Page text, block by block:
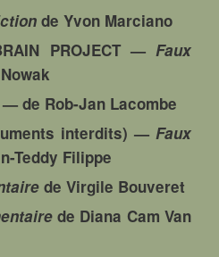
de Yvon Marciano
PROJECT— Faux
— de Rob-Jan Lacombe
interdits) — Faux
Teddy Filippe
de Virgile Bouveret
de Diana Cam Van